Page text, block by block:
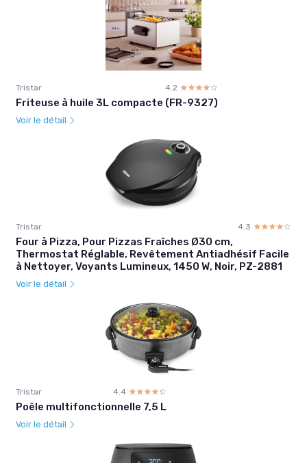
Tristar 4.2 ☆☆☆☆☆
★★★★★
Friteuse à huile 3L compacte (FR-9327)
Voir le détail
Tristar 4.3 ☆☆☆☆☆
★★★★★
Four à Pizza, Pour Pizzas Fraîches Ø30 cm,
Thermostat Réglable, Revêtement Antiadhésif Facile
à Nettoyer, Voyants Lumineux, 1450 W, Noir, PZ-2881
Voir le détail
Tristar 4.4 ☆☆☆☆☆
★★★★★
Poêle multifonctionnelle 7,5 L
Voir le détail